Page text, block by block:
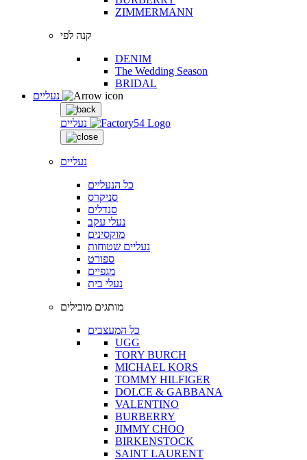
ZIMMERMANN
קנה לפי
DENIM
The Wedding Season
BRIDAL
נעליים
נעליים
כל הנעליים
סניקרס
סנדלים
נעלי עקב
מוקסינים
נעליים שטוחות
ספורט
מגפיים
נעלי בית
מותגים מובילים
כל המעצבים
UGG
TORY BURCH
MICHAEL KORS
TOMMY HILFIGER
DOLCE & GABBANA
VALENTINO
BURBERRY
JIMMY CHOO
BIRKENSTOCK
SAINT LAURENT